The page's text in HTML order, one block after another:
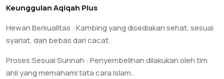
Keunggulan Aqiqah Plus
Hewan Berkualitas : Kambing yang disediakan sehat, sesuai
syariat, dan bebas dari cacat.
Proses Sesuai Sunnah : Penyembelihan dilakukan oleh tim
ahli yang memahami tata cara Islam.